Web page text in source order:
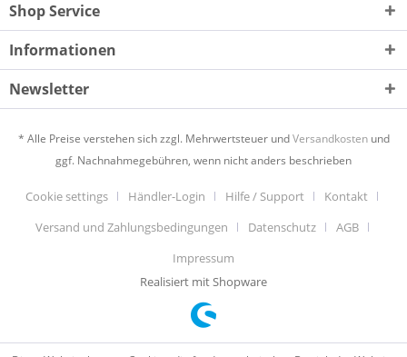
Shop Service
Informationen
Newsletter
* Alle Preise verstehen sich zzgl. Mehrwertsteuer undVersandkostenund
ggf. Nachnahmegebühren, wenn nicht anders beschrieben
Cookie settings Händler-Login Hilfe / Support
Kontakt
Versand und Zahlungsbedingungen
Datenschutz
AGB
Impressum
Realisiert mit Shopware